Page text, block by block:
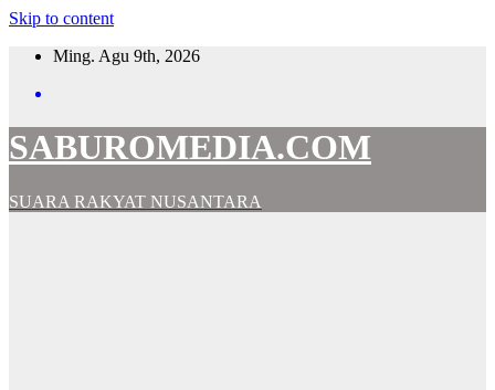
Skip to content
Ming. Agu 9th, 2026
SABUROMEDIA.COM
SUARA RAKYAT NUSANTARA